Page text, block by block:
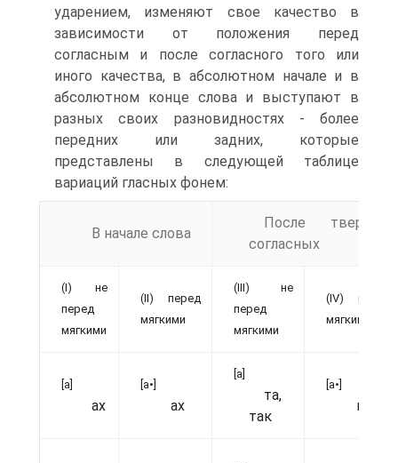
ударением, изменяют свое качество в
зависимости от положения перед
согласным и после согласного того или
иного качества, в абсолютном начале и в
абсолютном конце слова и выступают в
разных своих разновидностях - более
передних или задних, которые
представлены в следующей таблице
вариаций гласных фонем:
В начале слова
После твердых
согласных
(I) не
перед
мягкими
(II) перед
мягкими
(III) не
перед
мягкими
(IV) перед
мягкими
[а]
ах
[а•]
ах
[а]
та,
так
[а•]
мать